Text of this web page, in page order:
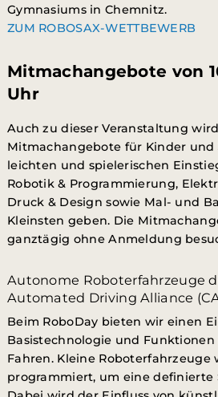
Gymnasiums in Chemnitz.
ZUM ROBOSAX-WETTBEWERB
Mitmachangebote von
Uhr
Auch zu dieser Veranstaltung
Mitmachangebote für Kinder
leichten und spielerischen
Robotik & Programmierung,
Druck & Design sowie Mal- und
Kleinsten geben. Die
ganztägig ohne Anmeldung
Autonome Roboterfahrzeuge
Automated Driving Alliance
Beim RoboDay bieten wir einen
Basistechnologie und
Fahren. Kleine Roboterfahrzeuge
programmiert, um eine definierte